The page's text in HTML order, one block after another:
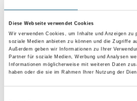
Diese Webseite verwendet Cookies
Wir verwenden Cookies, um Inhalte und Anzeigen zu
soziale Medien anbieten zu können und die Zugriffe
Außerdem geben wir Informationen zu Ihrer
Partner für soziale Medien, Werbung und Analysen
Informationen möglicherweise mit weiteren Daten
haben oder die sie im Rahmen Ihrer Nutzung der
Umrechnungsfaktoren